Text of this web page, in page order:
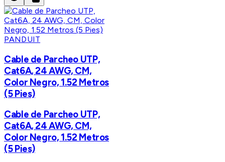
PANDUIT
Cable de Parcheo UTP,
Cat6A, 24 AWG, CM,
Color Negro, 1.52 Metros
(5 Pies)
Cable de Parcheo UTP,
Cat6A, 24 AWG, CM,
Color Negro, 1.52 Metros
(5 Pies)